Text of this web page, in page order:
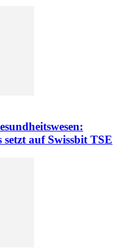
auf Swissbit TSE